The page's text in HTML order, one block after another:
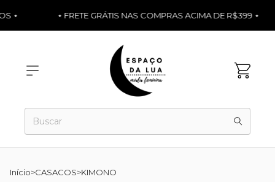
⋆ ⋆ FRETE GRÁTIS NAS COMPRAS ACIMA DE R$399 ⋆
Início>CASACOS>KIMONO